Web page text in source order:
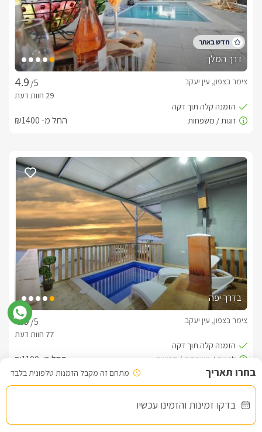
מתחם זה מקבל הזמנות טלפונית בלבד
בדקו זמינות והזמינו עכשיו
דרך המלך
/5
צימר בצפון, עין יעקב
החל מ- ₪1400
בדרך יפה
/5
צימר בצפון, עין יעקב
החל מ- ₪1100